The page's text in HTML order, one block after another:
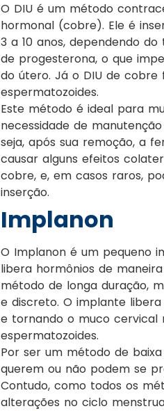
O DIU é um método
hormonal (cobre). Ele é
3 a 10 anos, dependendo
de progesterona, o que
do útero. Já o DIU de cobre
espermatozoides.
Este método é ideal para
necessidade de
seja, após sua remoção, a
causar alguns efeitos
cobre, e, em casos raros,
inserção.
Implanon
O Implanon é um pequeno
libera hormônios de
método de longa duração,
e discreto. O implante
e tornando o muco cervical
espermatozoides.
Por ser um método de
querem ou não podem se
Contudo, como todos os
alterações no ciclo